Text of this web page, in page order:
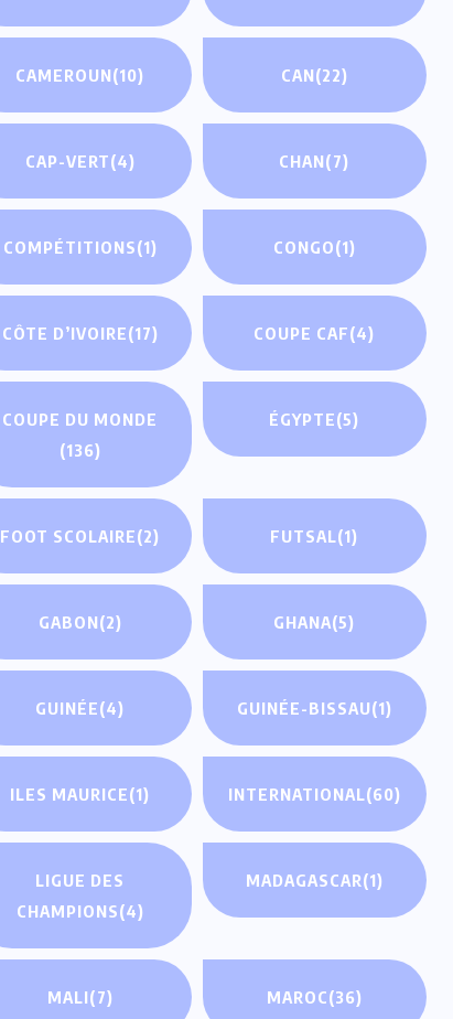
CAMEROUN(10) CAN(22)
CAP-VERT(4) CHAN(7)
COMPÉTITIONS(1) CONGO(1)
CÔTE D’IVOIRE(17) COUPE CAF(4)
COUPE DU MONDE
(136)
ÉGYPTE(5)
FOOT SCOLAIRE(2) FUTSAL(1)
GABON(2) GHANA(5)
GUINÉE(4) GUINÉE-BISSAU(1)
ILES MAURICE(1) INTERNATIONAL(60)
LIGUE DES
CHAMPIONS(4)
MADAGASCAR(1)
MALI(7) MAROC(36)